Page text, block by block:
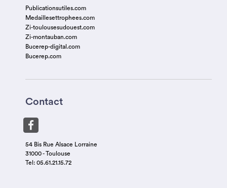
Publicationsutiles.com
Medaillesettrophees.com
Zi-toulousesudouest.com
Zi-montauban.com
Bucerep-digital.com
Bucerep.com
Contact
54 Bis Rue Alsace Lorraine
31000 - Toulouse
Tel: 05.61.21.15.72